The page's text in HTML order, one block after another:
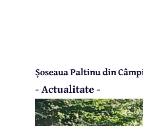
Șoseaua Paltinu din
- Actualitate -